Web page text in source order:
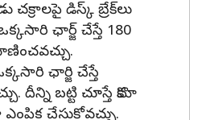
చక్రాలపై డిస్క్ బ్రేక్‌లు
ఛార్జ్ చేస్తే 180
ఛార్జి చేస్తే
దీన్ని బట్టి చూస్తే కొమా
చేసుకోవచ్చు.